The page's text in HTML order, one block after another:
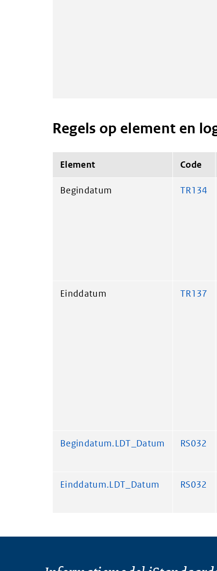
Regels op element en
Element Code
Begindatum TR134
Einddatum TR137
Begindatum.LDT_Datum RS032
Einddatum.LDT_Datum RS032